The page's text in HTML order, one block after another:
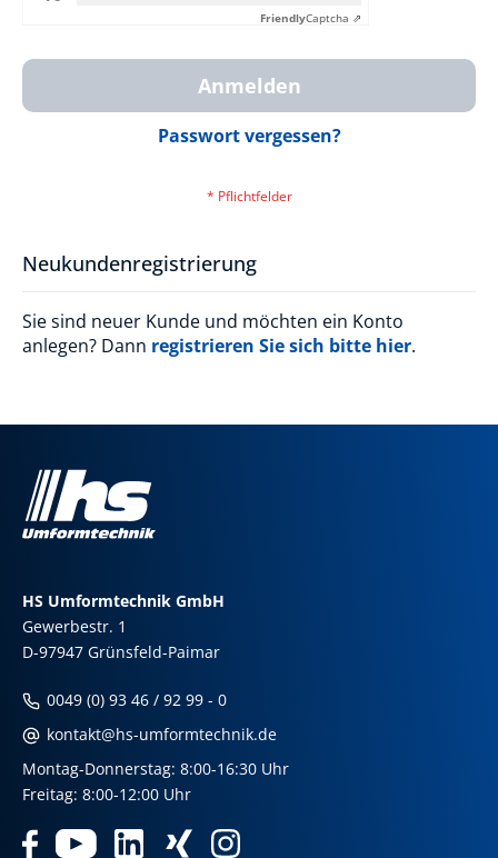
FriendlyCaptcha ⇗
Anmelden
Passwort vergessen?
Neukundenregistrierung
Sie sind neuer Kunde und möchten ein Konto
anlegen? Dann registrieren Sie sich bitte hier.
HS Umformtechnik GmbH
Gewerbestr. 1
D-97947 Grünsfeld-Paimar
0049 (0) 93 46 / 92 99 - 0
kontakt@hs-umformtechnik.de
Montag-Donnerstag: 8:00-16:30 Uhr
Freitag: 8:00-12:00 Uhr